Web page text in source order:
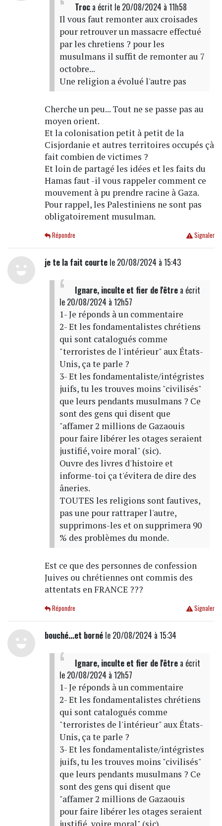
Troca écrit le 20/08/2024 à 11h58
Il vous faut remonter aux croisades
pour retrouver un massacre effectué
par les chretiens ? pour les
musulmans il suffit de remonter au 7
octobre...
Une religion a évolué l'autre pas
Cherche un peu... Tout ne se passe pas au
moyen orient.
Et la colonisation petit à petit de la
Cisjordanie et autres territoires occupés çà
fait combien de victimes ?
Et loin de partagé les idées et les faits du
Hamas faut -il vous rappeler comment ce
mouvement à pu prendre racine à Gaza.
Pour rappel, les Palestiniens ne sont pas
obligatoirement musulman.
Signaler
Répondre
je te la fait courtele 20/08/2024 à 15:43
Ignare, inculte et fier de l'êtrea écrit
le 20/08/2024 à 12h57
1- Je réponds à un commentaire
2- Et les fondamentalistes chrétiens
qui sont catalogués comme
"terroristes de l'intérieur" aux États-
Unis, ça te parle ?
3- Et les fondamentaliste/intégristes
juifs, tu les trouves moins "civilisés"
que leurs pendants musulmans ? Ce
sont des gens qui disent que
"affamer 2 millions de Gazaouis
pour faire libérer les otages seraient
justifié, voire moral" (sic).
Ouvre des livres d'histoire et
informe-toi ça t'évitera de dire des
âneries.
TOUTES les religions sont fautives,
pas une pour rattraper l'autre,
supprimons-les et on supprimera 90
% des problèmes du monde.
Est ce que des personnes de confession
Juives ou chrétiennes ont commis des
attentats en FRANCE ???
Signaler
Répondre
bouché...et bornéle 20/08/2024 à 15:34
Ignare, inculte et fier de l'êtrea écrit
le 20/08/2024 à 12h57
1- Je réponds à un commentaire
2- Et les fondamentalistes chrétiens
qui sont catalogués comme
"terroristes de l'intérieur" aux États-
Unis, ça te parle ?
3- Et les fondamentaliste/intégristes
juifs, tu les trouves moins "civilisés"
que leurs pendants musulmans ? Ce
sont des gens qui disent que
"affamer 2 millions de Gazaouis
pour faire libérer les otages seraient